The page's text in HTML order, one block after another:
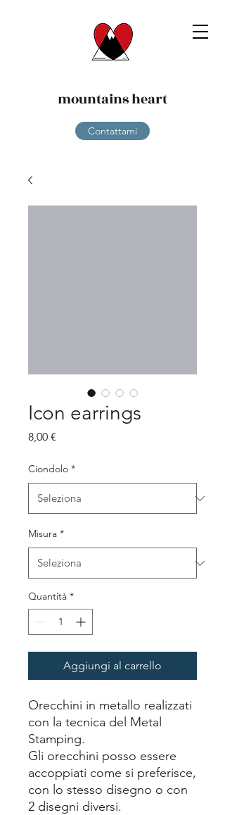
mountains heart
Contattami
Icon earrings
8,00 €
Ciondolo *
Misura *
Quantità *
Aggiungi al carrello
Orecchini in metallo realizzati
con la tecnica del Metal
Stamping.
Gli orecchini posso essere
accoppiati come si preferisce,
con lo stesso disegno o con
2 disegni diversi.